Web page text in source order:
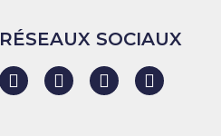
RÉSEAUX SOCIAUX